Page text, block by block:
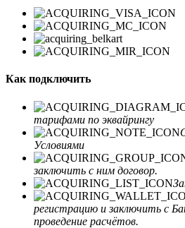
Как подключить
тарифами по эквайрингу
Условиями
заключить с ним договор.
регистрацию и заключить с
проведение расчётов.